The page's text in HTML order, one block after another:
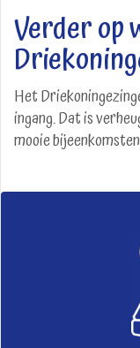
Verder op
Het
ingang. Dat is
mooie